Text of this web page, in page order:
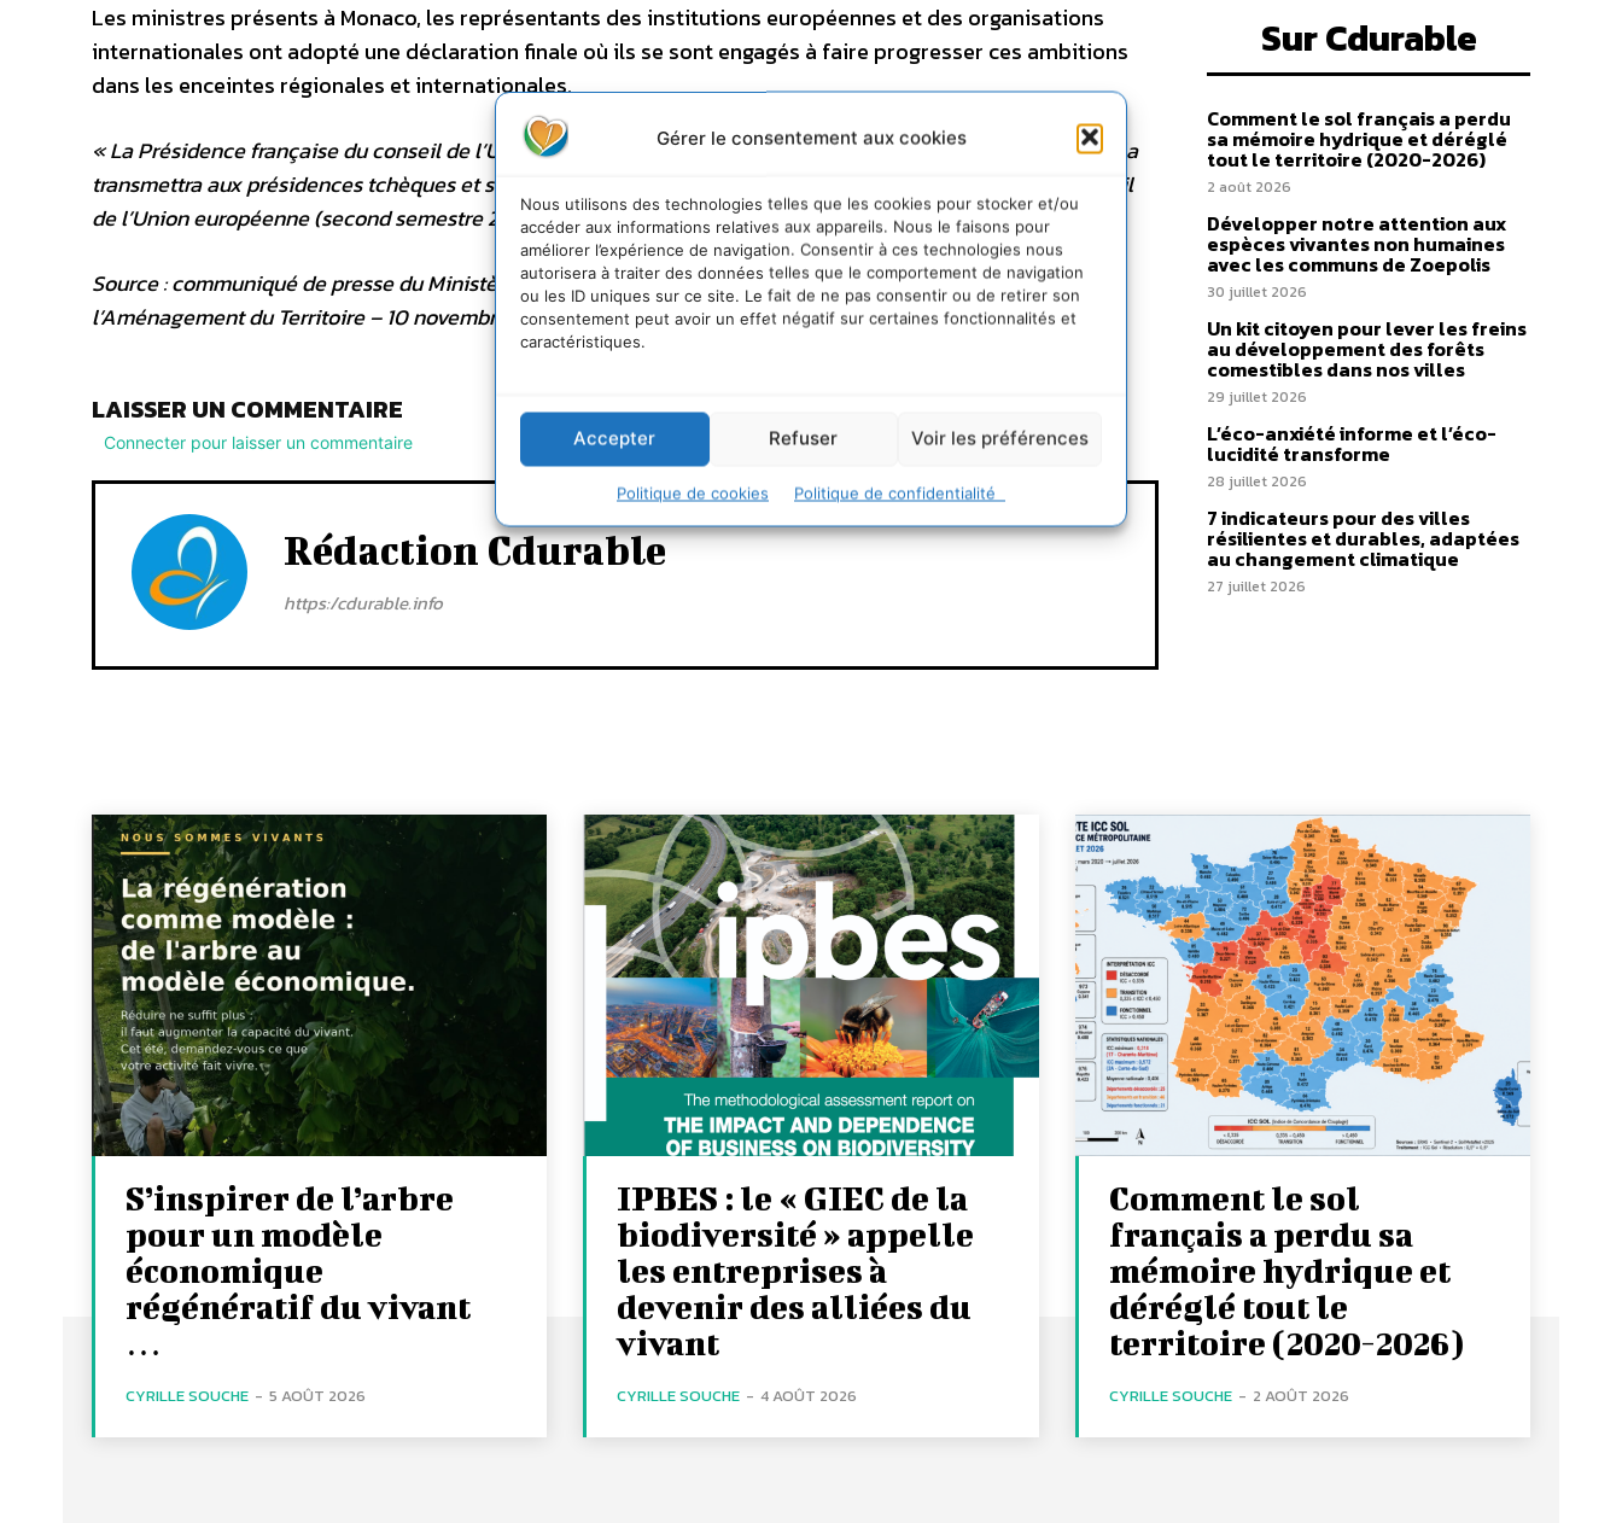
Gérer le consentement aux cookies
Nous utilisons des technologies telles que les cookies pour stocker et/ou
accéder aux informations relatives aux appareils. Nous le faisons pour
améliorer l’expérience de navigation. Consentir à ces technologies nous
autorisera à traiter des données telles que le comportement de navigation
ou les ID uniques sur ce site. Le fait de ne pas consentir ou de retirer son
consentement peut avoir un effet négatif sur certaines fonctionnalités et
caractéristiques.
Accepter Refuser Voir les préférences
Politique de cookies Politique de confidentialité
Les ministres présents à Monaco, les représentants des institutions européennes et des organisations
internationales ont adopté une déclaration finale où ils se sont engagés à faire progresser ces ambitions
dans les enceintes régionales et internationales.
« La Présidence française du conseil de l’Union européenne s’assurera de la promotion de cette initiative et la
transmettra aux présidences tchèques et suédoises dans le cadre du programme des 3 présidences du conseil
de l’Union européenne (second semestre 2008-fin 2009) »conclut Jean-Louis BORLOO.
Source : communiqué de presse du Ministère de l’Ecologie, de l’Energie, du Développement durable et de
l’Aménagement du Territoire – 10 novembre 2008
LAISSER UN COMMENTAIRE
Connecter pour laisser un commentaire
Rédaction Cdurable
https:/cdurable.info
Sur Cdurable
Comment le sol français a perdu
sa mémoire hydrique et déréglé
tout le territoire (2020-2026)
2 août 2026
Développer notre attention aux
espèces vivantes non humaines
avec les communs de Zoepolis
30 juillet 2026
Un kit citoyen pour lever les freins
au développement des forêts
comestibles dans nos villes
29 juillet 2026
L’éco-anxiété informe et l’éco-
lucidité transforme
28 juillet 2026
7 indicateurs pour des villes
résilientes et durables, adaptées
au changement climatique
27 juillet 2026
S’inspirer de l’arbre
pour un modèle
économique
régénératif du vivant
…
CYRILLE SOUCHE - 5 AOÛT 2026
IPBES : le « GIEC de la
biodiversité » appelle
les entreprises à
devenir des alliées du
vivant
CYRILLE SOUCHE - 4 AOÛT 2026
Comment le sol
français a perdu sa
mémoire hydrique et
déréglé tout le
territoire (2020-2026)
CYRILLE SOUCHE - 2 AOÛT 2026